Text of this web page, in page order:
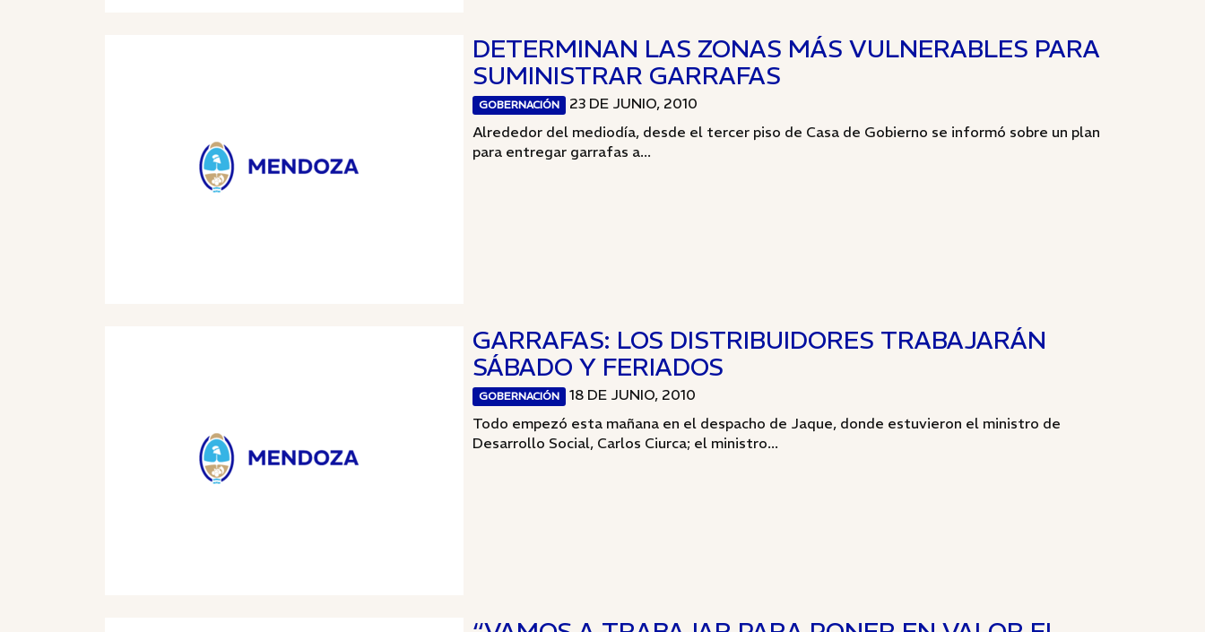
DETERMINAN LAS ZONAS MÁS VULNERABLES PARA
SUMINISTRAR GARRAFAS
GOBERNACIÓN
23 DE JUNIO, 2010
Alrededor del mediodía, desde el tercer piso de Casa de Gobierno se informó sobre un plan
para entregar garrafas a...
GARRAFAS: LOS DISTRIBUIDORES TRABAJARÁN
SÁBADO Y FERIADOS
GOBERNACIÓN
18 DE JUNIO, 2010
Todo empezó esta mañana en el despacho de Jaque, donde estuvieron el ministro de
Desarrollo Social, Carlos Ciurca; el ministro...